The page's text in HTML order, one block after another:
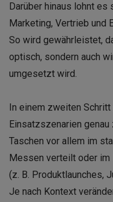
Darüber hinaus lohnt es
Marketing, Vertrieb und
So wird gewährleistet,
optisch, sondern auch
umgesetzt wird.
In einem zweiten
Einsatzszenarien
Taschen vor allem im
Messen verteilt oder im
(z. B. Produktlaunches,
Je nach Kontext